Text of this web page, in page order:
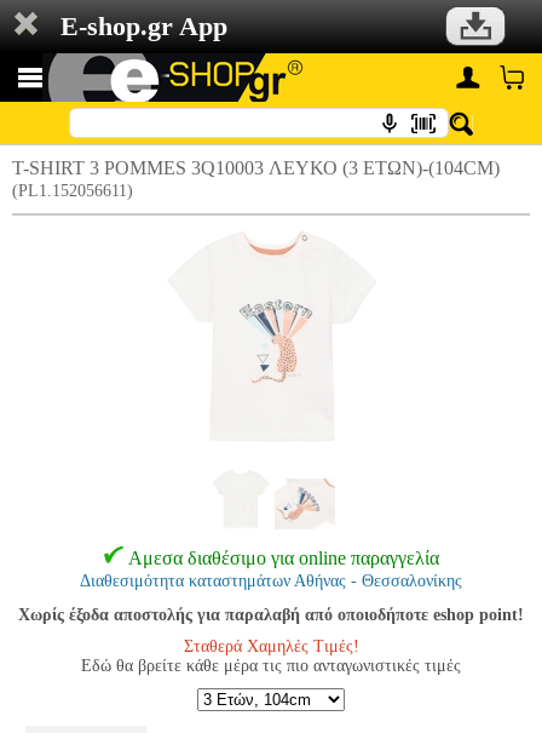
E-shop.gr App
T-SHIRT 3 POMMES 3Q10003 ΛΕΥΚΟ (3 ΕΤΩΝ)-(104CM)
(PL1.152056611)
Αμεσα διαθέσιμο για online παραγγελία
Διαθεσιμότητα καταστημάτων Αθήνας - Θεσσαλονίκης
Χωρίς έξοδα αποστολής για παραλαβή από οποιοδήποτε eshop point!
Σταθερά Χαμηλές Τιμές!
Εδώ θα βρείτε κάθε μέρα τις πιο ανταγωνιστικές τιμές